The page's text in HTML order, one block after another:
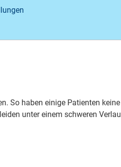
So haben einige Patienten
unter einem schweren